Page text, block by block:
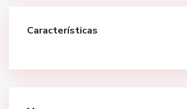
Características